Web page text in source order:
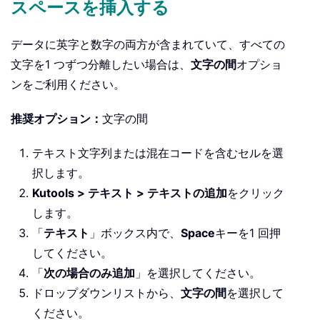
スペースを挿入する
データに英字と数字の両方が含まれていて、すべての
文字を1 つずつ分離したい場合は、 文字の間オプショ
ンをご利用ください。
推奨オプション： 文字の間
テキスト文字列または混在コードを含むセルを選
択します。
Kutools > テキスト > テキストの追加をクリック
します。
「テキスト 」ボックス内で、 Spaceキーを1 回押
してください。
「次の場合のみ追加 」を選択してください。
ドロップダウンリストから、 文字の間を選択して
ください。